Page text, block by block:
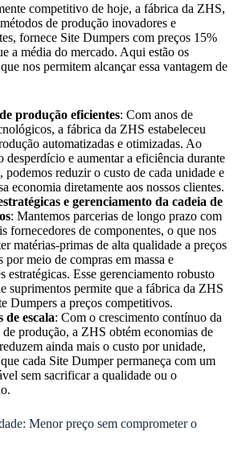
competitivo de hoje, a fábrica da ZHS,
de produção inovadores e
fornece Site Dumpers com preços 15%
a média do mercado. Aqui estão os
nos permitem alcançar essa vantagem de
produção eficientes: Com anos de
a fábrica da ZHS estabeleceu
automatizadas e otimizadas. Ao
desperdício e aumentar a eficiência durante
podemos reduzir o custo de cada unidade e
economia diretamente aos nossos clientes.
e gerenciamento da cadeia de
: Mantemos parcerias de longo prazo com
fornecedores de componentes, o que nos
matérias-primas de alta qualidade a preços
por meio de compras em massa e
estratégicas. Esse gerenciamento robusto
suprimentos permite que a fábrica da ZHS
Dumpers a preços competitivos.
de escala: Com o crescimento contínuo da
de produção, a ZHS obtém economias de
ainda mais o custo por unidade,
cada Site Dumper permaneça com um
sem sacrificar a qualidade ou o
Menor preço sem comprometer o